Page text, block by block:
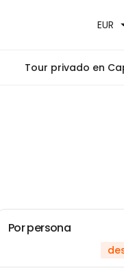
EUR
Tour privado en
Por persona